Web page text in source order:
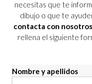
necesitas que te
dibujo o que te
contacta con
rellena el siguiente
Nombre y apellidos